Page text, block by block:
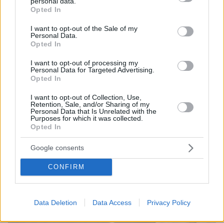
grant or deny consent to Google and its third-party tags to
use your data for below specified purposes in below Google
consent section.
Opted In
I want to opt-out of the Sale of my
Personal Data.
Opted In
I want to opt-out of processing my
Personal Data for Targeted Advertising.
Opted In
I want to opt-out of Collection, Use,
Retention, Sale, and/or Sharing of my
Personal Data that Is Unrelated with the
Purposes for which it was collected.
Opted In
Google consents
CONFIRM
Data Deletion Data Access Privacy Policy
του Ερυθρού Σταυρού, την άρπαξε από τα μαλλιά
και τη χτύπησε σε πόρτες - Τι καταγγέλλει η
ΠΟΕΔΗΝ
09.08.2026, 10:51